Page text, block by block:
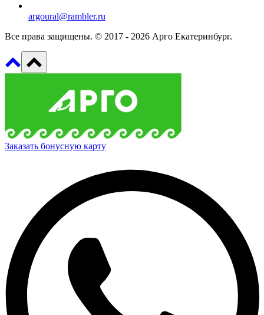
argoural@rambler.ru
Все права защищены. © 2017 - 2026 Арго Екатеринбург.
Заказать бонусную карту